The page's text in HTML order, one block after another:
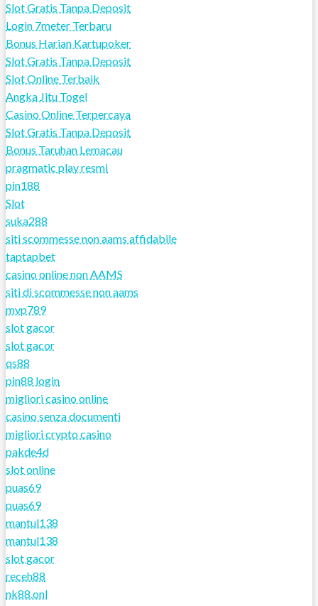
Slot Gratis Tanpa Deposit
Login 7meter Terbaru
Bonus Harian Kartupoker
Slot Gratis Tanpa Deposit
Slot Online Terbaik
Angka Jitu Togel
Casino Online Terpercaya
Slot Gratis Tanpa Deposit
Bonus Taruhan Lemacau
pragmatic play resmi
pin188
Slot
suka288
siti scommesse non aams affidabile
taptapbet
casino online non AAMS
siti di scommesse non aams
mvp789
slot gacor
slot gacor
qs88
pin88 login
migliori casino online
casino senza documenti
migliori crypto casino
pakde4d
slot online
puas69
puas69
mantul138
mantul138
slot gacor
receh88
nk88.onl